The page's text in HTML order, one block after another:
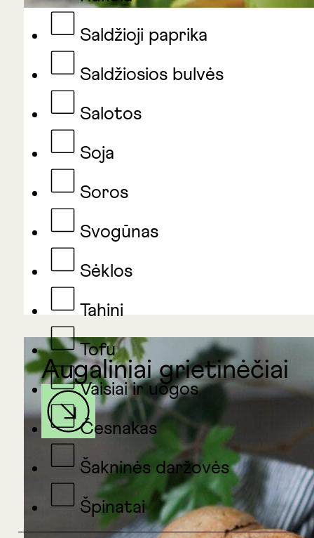
Saldžioji paprika
Saldžiosios bulvės
Salotos
Soja
Soros
Svogūnas
Sėklos
Tahini
Tofu
Vaisiai ir uogos
Česnakas
Šakninės daržovės
Špinatai
Augaliniai grietinėčiai